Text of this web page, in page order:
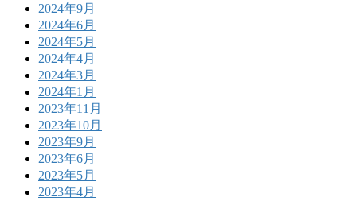
2024年9月
2024年6月
2024年5月
2024年4月
2024年3月
2024年1月
2023年11月
2023年10月
2023年9月
2023年6月
2023年5月
2023年4月